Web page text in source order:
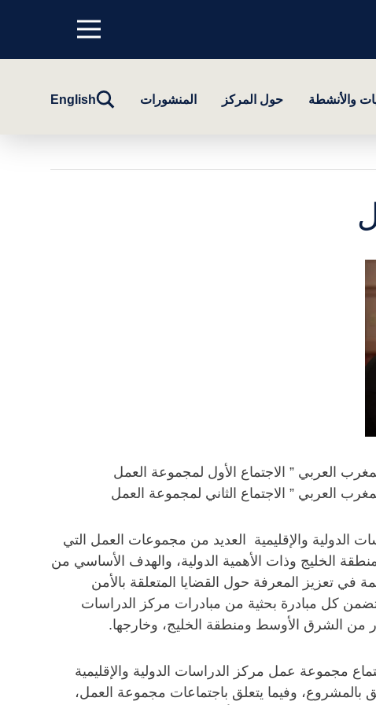
Menu
top
والأنشطة حول المركز المنشورات
تبديلEnglish
العربي ” الاجتماع الأول لمجموعة العمل
العربي ” الاجتماع الثاني لمجموعة العمل
الدولية والإقليمية العديد من مجموعات العمل التي
الخليج وذات الأهمية الدولية، والهدف الأساسي من
في تعزيز المعرفة حول القضايا المتعلقة بالأمن
كل مبادرة بحثية من مبادرات مركز الدراسات
من الشرق الأوسط ومنطقة الخليج، وخارجها.
عمل مركز الدراسات الدولية والإقليمية
وفيما يتعلق باجتماعات مجموعة العمل،